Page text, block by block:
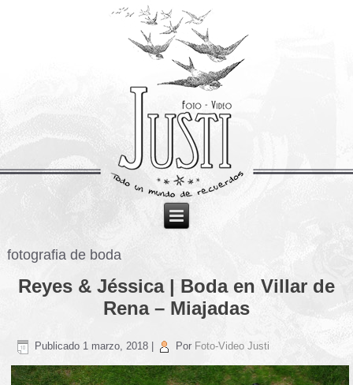
fotografia de boda
Reyes & Jéssica | Boda en Villar de
Rena – Miajadas
Publicado 1 marzo, 2018 Por Foto-Video Justi